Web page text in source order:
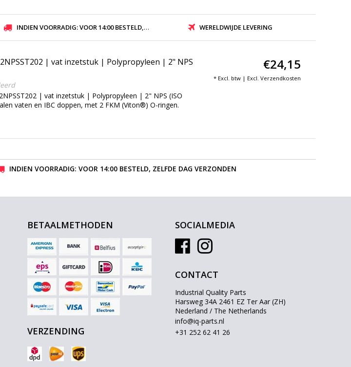
INDIEN VOORRADIG: VOOR 14:00 BESTELD, ZELFDE DAG VERZONDEN WERELDWIJDE LEVERING
| vat inzetstuk | Polypropyleen | 2" NPS
| vat inzetstuk | Polypropyleen | 2" NPS (ISO
vaten en IBC doppen, met 2 FKM (Viton®) O-ringen.
€24,15
* Excl. btw | Excl. Verzendkosten
INDIEN VOORRADIG: VOOR 14:00 BESTELD, ZELFDE DAG VERZONDEN
BETAALMETHODEN
VERZENDING
SOCIALMEDIA
CONTACT
Industrial Quality Parts
Harsweg 34A 2461 EZ Ter Aar (ZH)
Nederland / The Netherlands
info@iq-parts.nl
+31 252 62 41 26